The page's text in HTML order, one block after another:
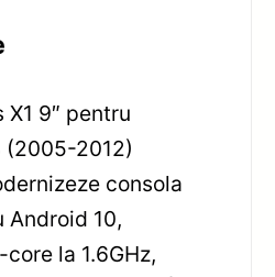
X1 9″ pentru
(2005-2012)
consola
Android 10,
la 1.6GHz,